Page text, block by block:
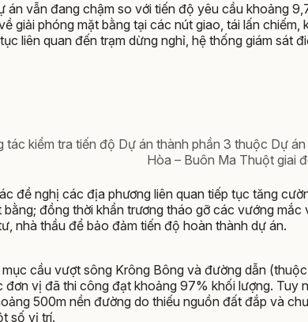
án vẫn đang chậm so với tiến độ yêu cầu khoảng
giải phóng mặt bằng tại các nút giao, tái lấn
liên quan đến trạm dừng nghỉ, hệ thống giám sát
tác kiểm tra tiến độ Dự án thành phần 3 thuộc Dự
Hòa – Buôn Ma Thuột giai
đề nghị các địa phương liên quan tiếp tục tăng
bằng; đồng thời khẩn trương tháo gỡ các vướng
nhà thầu để bảo đảm tiến độ hoàn thành dự án.
cầu vượt sông Krông Bông và đường dẫn
đơn vị đã thi công đạt khoảng 97% khối lượng. Tuy
500m nền đường do thiếu nguồn đất đắp và
số vị trí.